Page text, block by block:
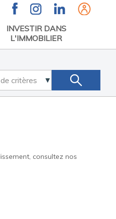
INVESTIR DANS
L'IMMOBILIER
consultez nos